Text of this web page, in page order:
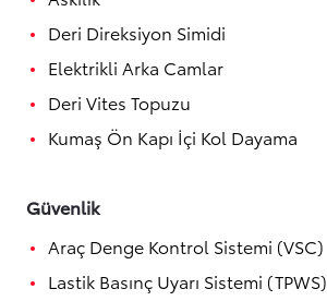
Deri Direksiyon Simidi
Elektrikli Arka Camlar
Deri Vites Topuzu
Kumaş Ön Kapı İçi Kol Dayama
Güvenlik
Araç Denge Kontrol Sistemi (VSC)
Lastik Basınç Uyarı Sistemi (TPWS)